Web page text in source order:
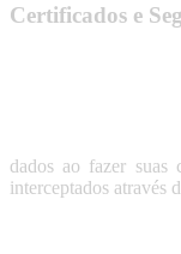
Certificados e
dados ao fazer suas
interceptados através